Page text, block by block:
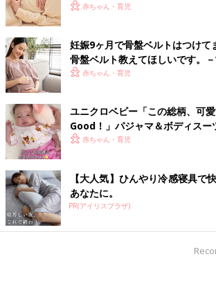
赤ちゃん・育児
妊娠9ヶ月で骨盤ベルトはつけて
骨盤ベルト教えてほしいです。
よ”の体験談
赤ちゃん・育児
ユニクロベビー「この総柄、可
Good！」パジャマ＆ボディスー
赤ちゃん・育児
【大人気】ひんやり冷感寝具で
あなたに。
PR(アイリスプラザ)